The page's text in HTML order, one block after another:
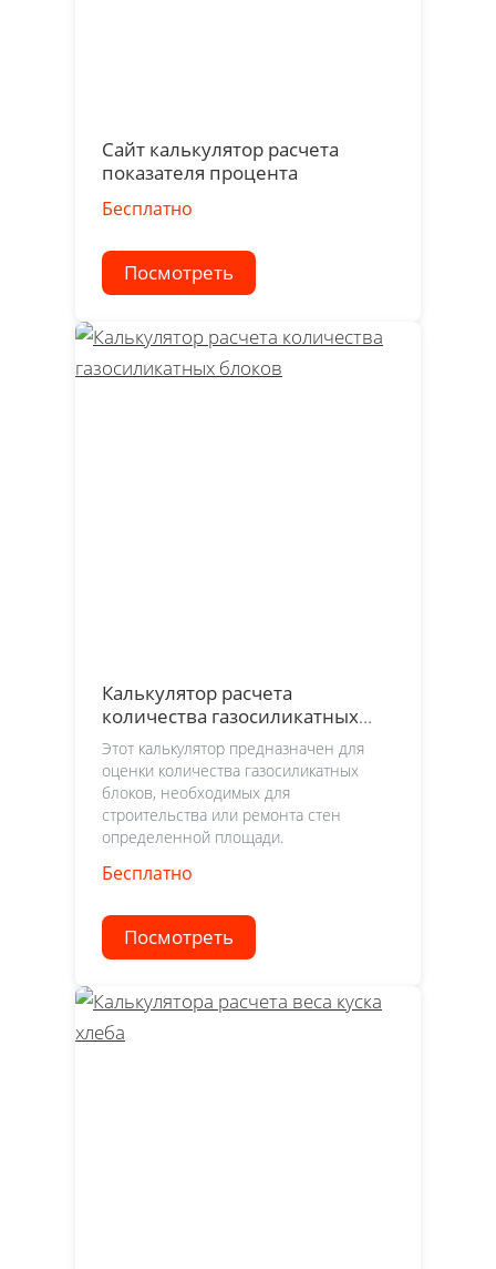
Сайт калькулятор расчета
показателя процента
Бесплатно
Посмотреть
Калькулятор расчета
количества газосиликатных
блоков
Этот калькулятор предназначен для
оценки количества газосиликатных
блоков, необходимых для
строительства или ремонта стен
определенной площади.
Бесплатно
Посмотреть